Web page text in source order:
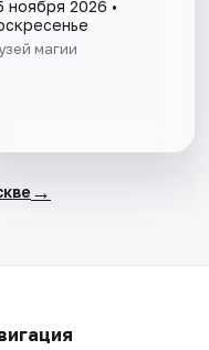
ноября 2026 •
магии
→